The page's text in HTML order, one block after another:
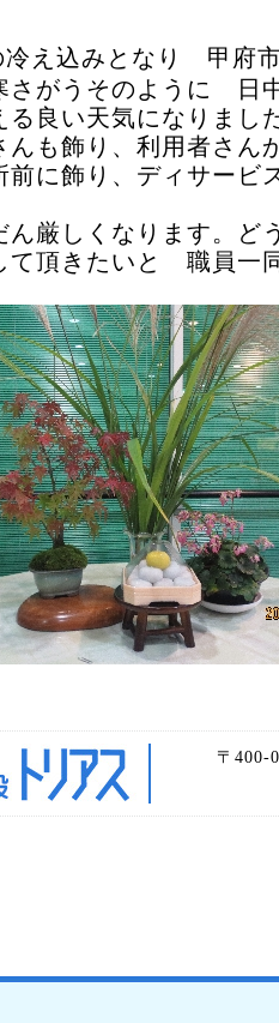
冷え込みとなり 甲府
さがうそのように 日
良い天気になりまし
も飾り、利用者さん
に飾り、ディサービ
厳しくなります。ど
頂きたいと 職員一同
〒400-